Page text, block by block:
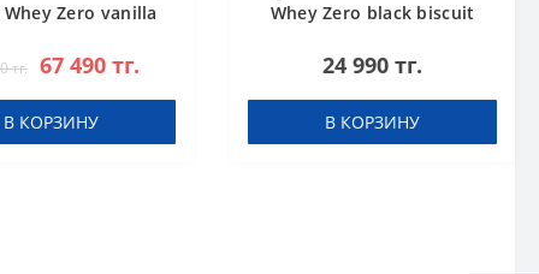
Zero vanilla
тг. 67 490 тг.
В КОРЗИНУ
Whey Zero black biscuit
24 990 тг.
В КОРЗИНУ